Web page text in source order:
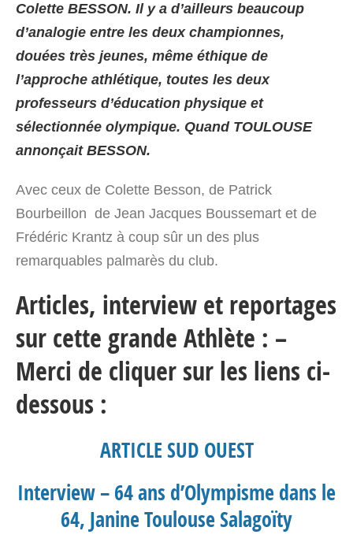
Colette BESSON. Il y a d’ailleurs beaucoup
d’analogie entre les deux championnes,
douées très jeunes, même éthique de
l’approche athlétique, toutes les deux
professeurs d’éducation physique et
sélectionnée olympique. Quand TOULOUSE
annonçait BESSON.
Avec ceux de Colette Besson, de Patrick
Bourbeillon de Jean Jacques Boussemart et de
Frédéric Krantz à coup sûr un des plus
remarquables palmarès du club.
Articles, interview et reportages
sur cette grande Athlète : –
Merci de cliquer sur les liens ci-
dessous :
ARTICLE SUD OUEST
Interview – 64 ans d’Olympisme dans le
64, Janine Toulouse Salagoïty